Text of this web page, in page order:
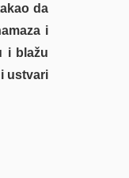
da
i
i blažu
ustvari